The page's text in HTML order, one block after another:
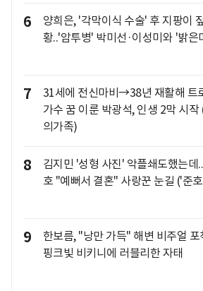
6
양희은, '각막이식 수술' 후 지팡이
황..'암투병' 박미선·이성미와 '밝은
7
31세에 전신마비→38년 재활해 트
가수 꿈 이룬 박광석, 인생 2막 시작
의가족)
8
김지민 '성형 사진' 악플쇄도했는데
호 "예뻐서 결혼" 사랑꾼 눈길 ('준
9
한보름, "낭만 가득" 해변 비주얼
핑크빛 비키니에 러블리한 자태